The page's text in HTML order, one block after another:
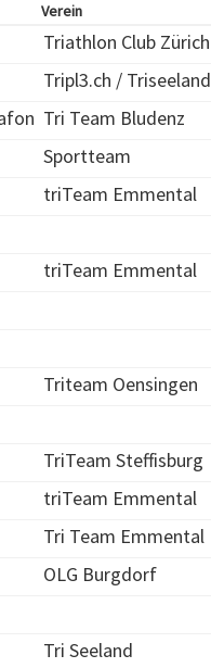
Verein
Triathlon Club Zürich
Tripl3.ch / Triseeland
Tri Team Bludenz
Sportteam
triTeam Emmental
triTeam Emmental
Triteam Oensingen
TriTeam Steffisburg
triTeam Emmental
Tri Team Emmental
OLG Burgdorf
Tri Seeland